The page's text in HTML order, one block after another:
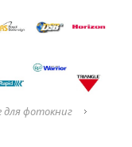
для фотокниг